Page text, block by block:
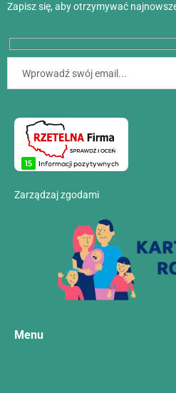
Zapisz się, aby otrzymywać
Zarządzaj zgodami
Menu